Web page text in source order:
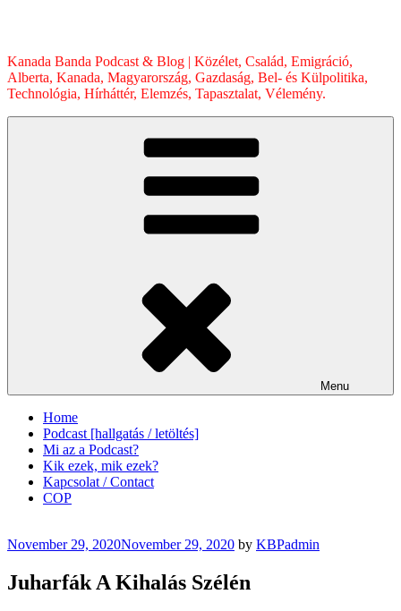
Kanada Banda Podcast & Blog | Közélet, Család, Emigráció,
Alberta, Kanada, Magyarország, Gazdaság, Bel- és Külpolitika,
Technológia, Hírháttér, Elemzés, Tapasztalat, Vélemény.
Menu
Home
Podcast [hallgatás / letöltés]
Mi az a Podcast?
Kik ezek, mik ezek?
Kapcsolat / Contact
COP
Posted
November 29, 2020November 29, 2020 by KBPadmin
Juharfák A Kihalás Szélén